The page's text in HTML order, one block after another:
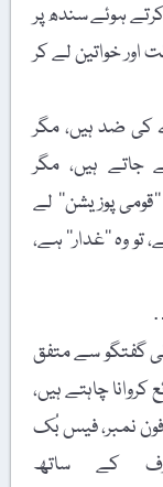
ہوئے سندھ پر
اور خواتین لے کر
کی ضد ہیں، مگر
جاتے ہیں، مگر
پوزیشن‘‘ لے
وہ ’’غدار‘‘ ہے،
گفتگو سے متفق
چاہتے ہیں،
فون نمبر، فیس بُک
کے ساتھ